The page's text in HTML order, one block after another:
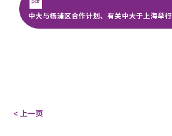
中大与杨浦区合作计划、有关中大于上海举
< 上一页